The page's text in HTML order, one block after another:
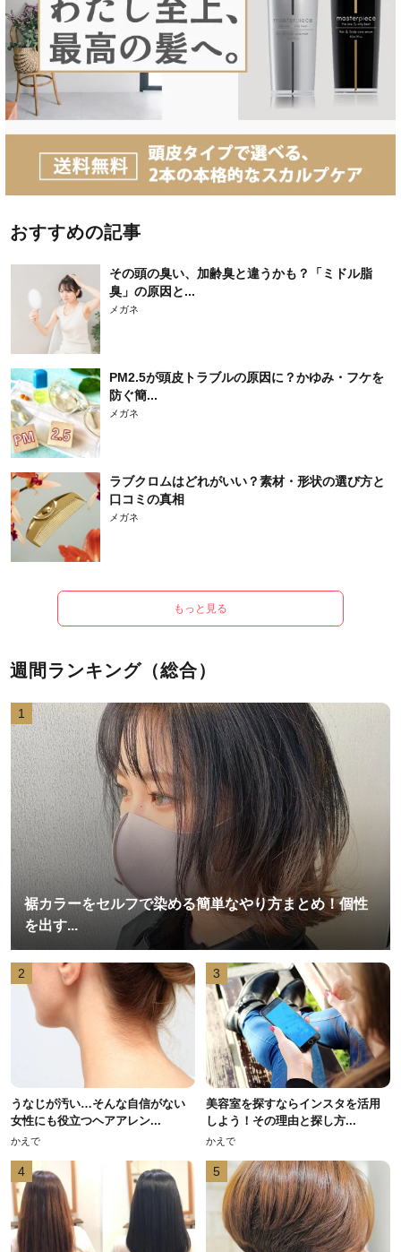
おすすめの記事
その頭の臭い、加齢臭と違うかも？「ミドル脂
臭」の原因と...
メガネ
PM2.5が頭皮トラブルの原因に？かゆみ・フケを
防ぐ簡...
メガネ
ラブクロムはどれがいい？素材・形状の選び方と
口コミの真相
メガネ
もっと見る
週間ランキング（総合）
1
裾カラーをセルフで染める簡単なやり方まとめ！個性
を出す...
2
うなじが汚い…そんな自信がない
女性にも役立つヘアアレン...
かえで
3
美容室を探すならインスタを活用
しよう！その理由と探し方...
かえで
4 5